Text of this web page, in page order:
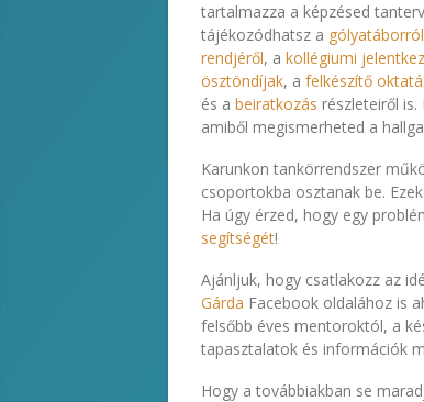
tartalmazza a képzésed
tájékozódhatsz a gólyatáborról
rendjéről, a kollégiumi
ösztöndíjak, a felkészítő
és a beiratkozás részleteiről
amiből megismerheted a
Karunkon tankörrendszer
csoportokba osztanak be.
Ha úgy érzed, hogy egy
segítségét!
Ajánljuk, hogy csatlakozz az
Gárda Facebook oldalához is
felsőbb éves mentoroktól, a
tapasztalatok és információk
Hogy a továbbiakban se